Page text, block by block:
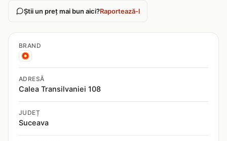
Știi un preț mai bun aici?Raportează-l
BRAND
ADRESĂ
Calea Transilvaniei 108
JUDEȚ
Suceava